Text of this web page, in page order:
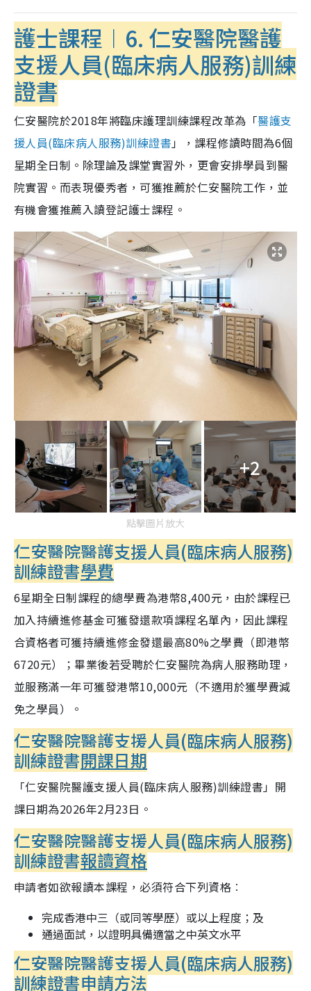
護士課程︱6. 仁安醫院醫護
支援人員(臨床病人服務)訓練
證書
仁安醫院於2018年將臨床護理訓練課程改革為「醫護支
援人員(臨床病人服務)訓練證書」，課程修讀時間為6個
星期全日制。除理論及課堂實習外，更會安排學員到醫
院實習。而表現優秀者，可獲推薦於仁安醫院工作，並
有機會獲推薦入讀登記護士課程。
+2
點擊圖片放大
仁安醫院醫護支援人員(臨床病人服務)
訓練證書學費
6星期全日制課程的總學費為港幣8,400元，由於課程已
加入持續進修基金可獲發還款項課程名單內，因此課程
合資格者可獲持續進修金發還最高80%之學費（即港幣
6720元）；畢業後若受聘於仁安醫院為病人服務助理，
並服務滿一年可獲發港幣10,000元（不適用於獲學費減
免之學員）。
仁安醫院醫護支援人員(臨床病人服務)
訓練證書開課日期
「仁安醫院醫護支援人員(臨床病人服務)訓練證書」開
課日期為2026年2月23日。
仁安醫院醫護支援人員(臨床病人服務)
訓練證書報讀資格
申請者如欲報讀本課程，必須符合下列資格︰
完成香港中三（或同等學歷）或以上程度；及
通過面試，以證明具備適當之中英文水平
仁安醫院醫護支援人員(臨床病人服務)
訓練證書申請方法